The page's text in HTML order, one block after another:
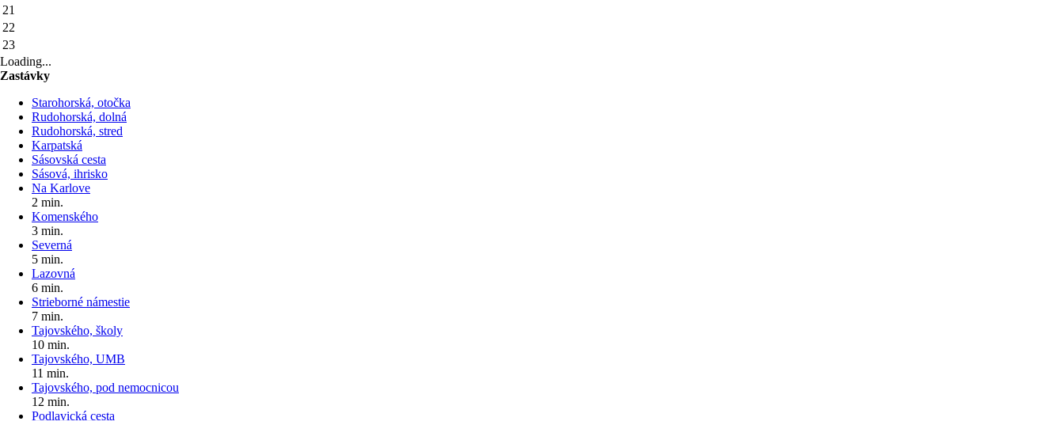
21
22
23
Loading...
Zastávky
Starohorská, otočka
Rudohorská, dolná
Rudohorská, stred
Karpatská
Sásovská cesta
Sásová, ihrisko
Na Karlove
2 min.
Komenského
3 min.
Severná
5 min.
Lazovná
6 min.
Strieborné námestie
7 min.
Tajovského, školy
10 min.
Tajovského, UMB
11 min.
Tajovského, pod nemocnicou
12 min.
Podlavická cesta